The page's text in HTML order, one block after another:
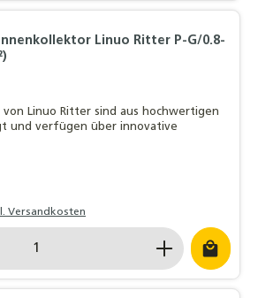
Linuo Ritter P-G/0.8-
von Linuo Ritter sind aus hochwertigen
und verfügen über innovative
Versandkosten
Gib den gewünschten Wert